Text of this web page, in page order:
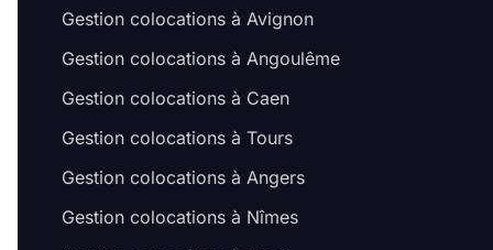
Gestion colocations à Avignon
Gestion colocations à Angoulême
Gestion colocations à Caen
Gestion colocations à Tours
Gestion colocations à Angers
Gestion colocations à Nîmes